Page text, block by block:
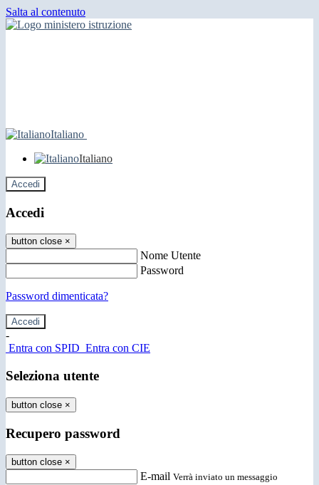
Salta al contenuto
Italiano
Italiano
Accedi
Accedi
button close ×
Nome Utente
Password
Password dimenticata?
-
Entra con SPID Entra con CIE
Seleziona utente
button close ×
Recupero password
button close ×
E-mail Verrà inviato un messaggio